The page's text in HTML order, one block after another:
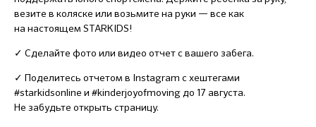
везите в коляске или возьмите на руки — все как
на настоящем STARKIDS!
✓ Сделайте фото или видео отчет с вашего забега.
✓ Поделитесь отчетом в Instagram с хештегами
#starkidsonline и #kinderjoyofmoving до 17 августа.
Не забудьте открыть страницу.